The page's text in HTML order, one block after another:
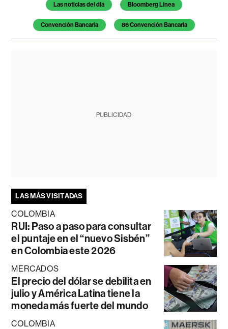
Las noticias del día Bloomberg Línea
Convención Bancaria 86 Convención Bancaria
PUBLICIDAD
LAS MÁS VISITADAS
COLOMBIA
RUI: Paso a paso para consultar
el puntaje en el “nuevo Sisbén”
en Colombia este 2026
MERCADOS
El precio del dólar se debilita en
julio y América Latina tiene la
moneda más fuerte del mundo
COLOMBIA